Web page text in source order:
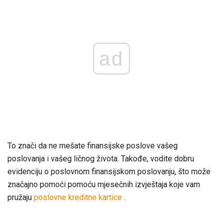
ad
To znači da ne mešate finansijske poslove vašeg
poslovanja i vašeg ličnog života. Takođe, vodite dobru
evidenciju o poslovnom finansijskom poslovanju, što može
značajno pomoći pomoću mjesečnih izvještaja koje vam
pružaju poslovne kreditne kartice .